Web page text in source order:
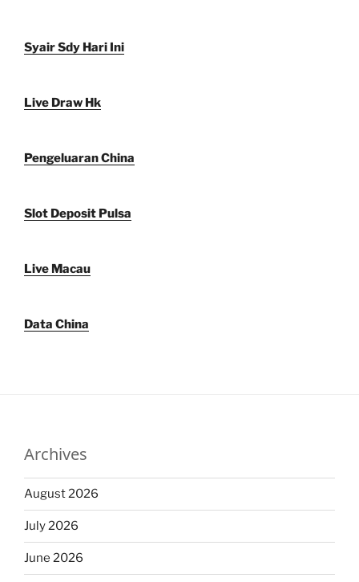
Syair Sdy Hari Ini
Live Draw Hk
Pengeluaran China
Slot Deposit Pulsa
Live Macau
Data China
Archives
August 2026
July 2026
June 2026